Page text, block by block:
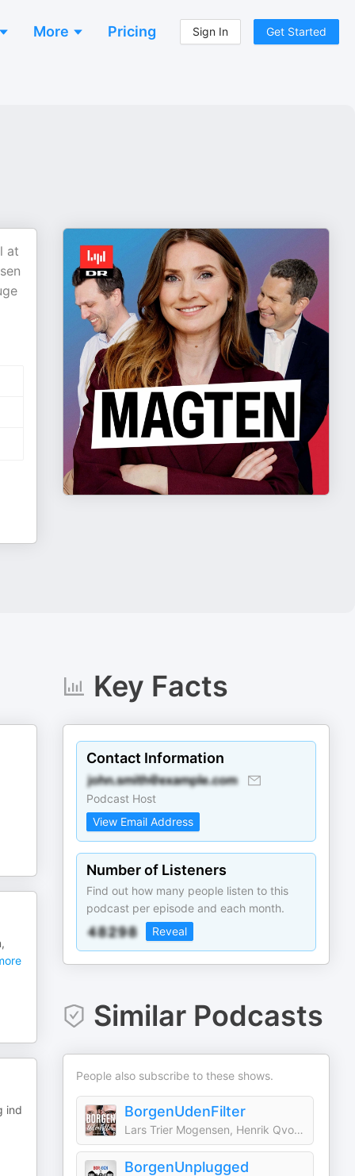
More Pricing Sign In Get Started
at
ind
Key Facts
Contact Information
Podcast Host
View Email Address
Number of Listeners
Find out how many people listen to this
podcast per episode and each month.
Reveal
Similar Podcasts
People also subscribe to these shows.
BorgenUdenFilter
Lars Trier Mogensen, Henrik Qvortrup, Podads
BorgenUnplugged